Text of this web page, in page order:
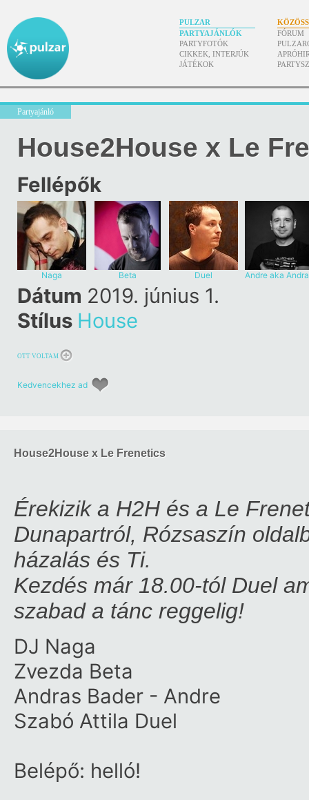
PULZAR
PARTYAJÁNLÓK
PARTYFOTÓK
CIKKEK, INTERJÚK
JÁTÉKOK
FÓRUM
Partyajánló
House2House x Le
Fellépők
Naga Beta Duel
Andre aka
Dátum 2019. június 1.
Stílus House
OTT VOLTAM
Kedvencekhez ad
House2House x Le Frenetics
Érekizik a H2H és a Le
Dunapartról, Rózsaszín
házalás és Ti.
Kezdés már 18.00-tól Duel
szabad a tánc reggelig!
DJ Naga
Zvezda Beta
Andras Bader - Andre
Szabó Attila Duel
Belépő: helló!